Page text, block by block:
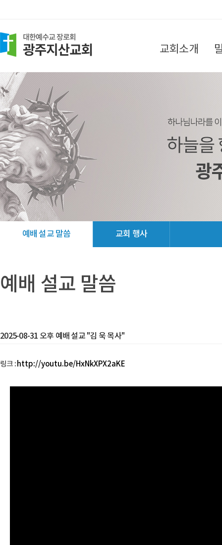
교회소개
찾아오시는 길
교회소식
예배 설교 말씀 교회 행사
예배 설교 말씀
2025-08-31 오후 예배 설교 "김 욱 목사"
링크 : http://youtu.be/HxNkXPX2aKE